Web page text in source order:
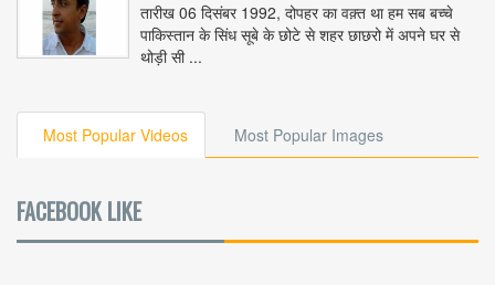
तारीख 06 दिसंबर 1992, दोपहर का वक़्त था हम सब बच्चे
पाकिस्तान के सिंध सूबे के छोटे से शहर छाछरो में अपने घर से
थोड़ी सी ...
Most Popular Videos Most Popular Images
FACEBOOK LIKE